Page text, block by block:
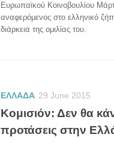
Ευρωπαϊκού Κοινοβουλίου
αναφερόμενος στο ελληνικό
διάρκεια της ομιλίας του.
ΕΛΛΑΔΑ 29 June 2015
Κομισιόν: Δεν θα
προτάσεις στην